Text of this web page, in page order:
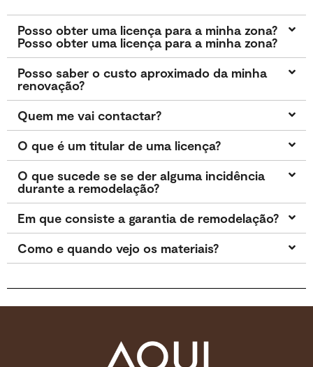
Posso obter uma licença para a minha zona?
Posso obter uma licença para a minha zona?
Posso saber o custo aproximado da minha
renovação?
Quem me vai contactar?
O que é um titular de uma licença?
O que sucede se se der alguma incidência
durante a remodelação?
Em que consiste a garantia de remodelação?
Como e quando vejo os materiais?